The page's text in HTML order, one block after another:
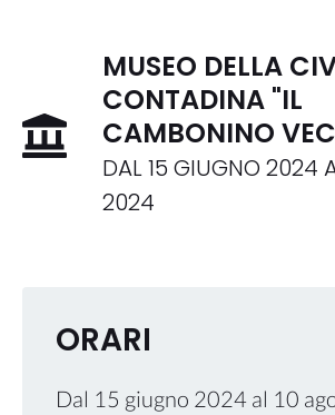
MUSEO DELLA
CONTADINA "IL
CAMBONINO
DAL15 GIUGNO 2024
2024
ORARI
Dal 15 giugno 2024 al 10